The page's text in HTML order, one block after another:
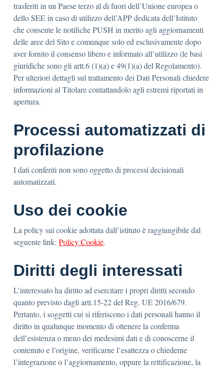
trasferiti in un Paese terzo al di fuori dell’Unione europea o
dello SEE in caso di utilizzo dell’APP dedicata dell’Istituto
che consente le notifiche PUSH in merito agli aggiornamenti
delle aree del Sito e comunque solo ed esclusivamente dopo
aver fornito il consenso libero e informato all’utilizzo (le basi
giuridiche sono gli artt.6 (1)(a) e 49(1)(a) del Regolamento).
Per ulteriori dettagli sul trattamento dei Dati Personali chiedere
informazioni al Titolare contattandolo agli estremi riportati in
apertura.
Processi automatizzati di
profilazione
I dati conferiti non sono oggetto di processi decisionali
automatizzati.
Uso dei cookie
La policy sui cookie adottata dall’istituto è raggiungibile dal
seguente link: Policy Cookie.
Diritti degli interessati
L’interessato ha diritto ad esercitare i propri diritti secondo
quanto previsto dagli artt.15-22 del Reg. UE 2016/679.
Pertanto, i soggetti cui si riferiscono i dati personali hanno il
diritto in qualunque momento di ottenere la conferma
dell’esistenza o meno dei medesimi dati e di conoscerne il
contenuto e l’origine, verificarne l’esattezza o chiederne
l’integrazione o l’aggiornamento, oppure la rettificazione, la